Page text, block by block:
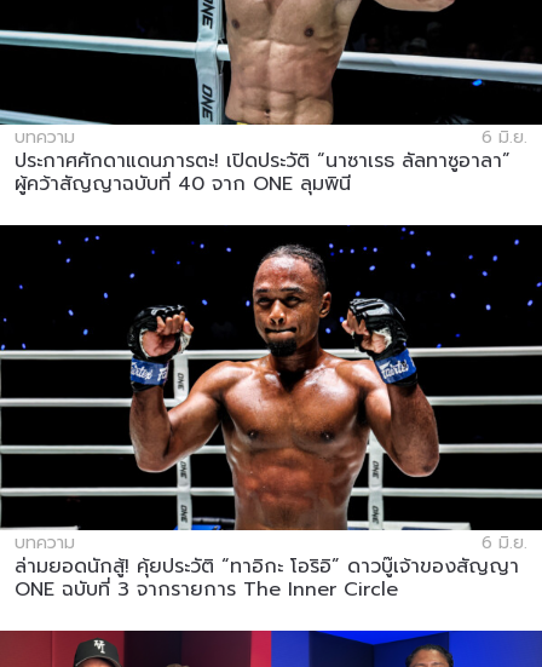
บทความ 6 มิ.ย.
ประกาศศักดาแดนภารตะ! เปิดประวัติ “นาซาเรธ ลัลทาซูอาลา”
ผู้คว้าสัญญาฉบับที่ 40 จาก ONE ลุมพินี
บทความ 6 มิ.ย.
ล่ามยอดนักสู้! คุ้ยประวัติ “ทาอิกะ โอริอิ” ดาวบู๊เจ้าของสัญญา
ONE ฉบับที่ 3 จากรายการ The Inner Circle